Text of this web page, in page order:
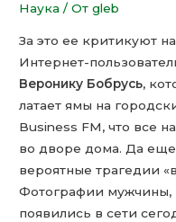
Наука / От gleb
За это ее критикуют
Интернет-
Веронику Бобрусь,
латает ямы на
Business FM, что все
во дворе дома. Да еще
вероятные трагедии
Фотографии
появились в сети